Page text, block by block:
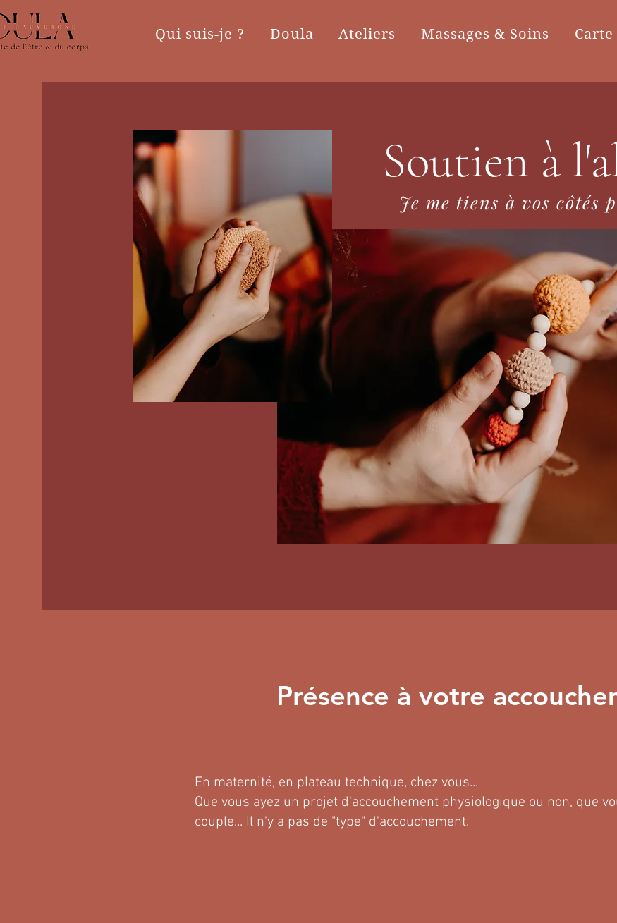
Qui suis-je ? Doula Ateliers Massages & Soins Carte
Soutien à
Je me tiens à vos côtés
Présence à votre
En maternité, en plateau technique, chez vous...
Que vous ayez un projet d'accouchement physiologique ou non, que
couple... Il n'y a pas de "type" d'accouchement.